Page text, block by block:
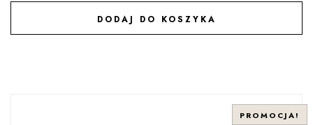
DODAJ DO KOSZYKA
DODAJ DO ULUBIONYCH
PROMOCJA!